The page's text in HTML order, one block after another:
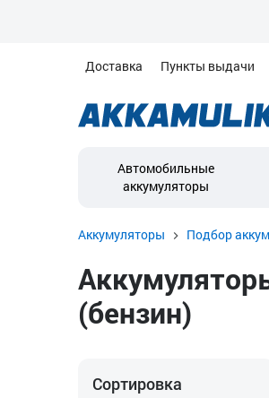
Доставка Пункты выдачи
Автомобильные
аккумуляторы
Аккумуляторы Подбор
(бензин)
Сортировка